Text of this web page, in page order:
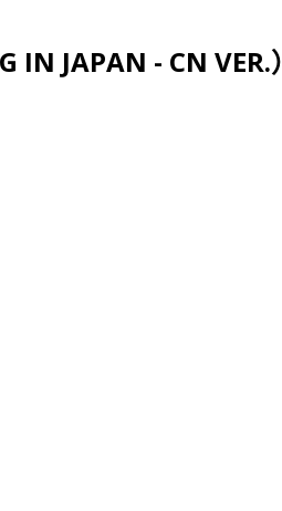
IN JAPAN - CN VER.）